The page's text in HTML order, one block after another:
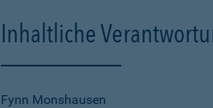
Inhaltliche
Fynn Monshausen